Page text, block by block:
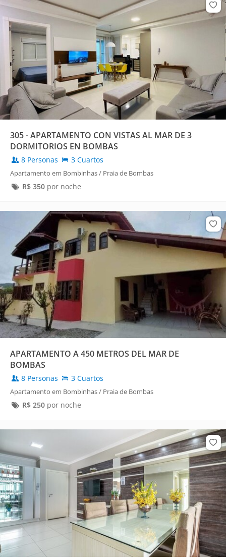
305 - APARTAMENTO CON VISTAS AL MAR DE 3
DORMITORIOS EN BOMBAS
8 Personas 3 Cuartos
Apartamento em Bombinhas / Praia de Bombas
R$ 350por noche
APARTAMENTO A 450 METROS DEL MAR DE
BOMBAS
8 Personas 3 Cuartos
Apartamento em Bombinhas / Praia de Bombas
R$ 250por noche